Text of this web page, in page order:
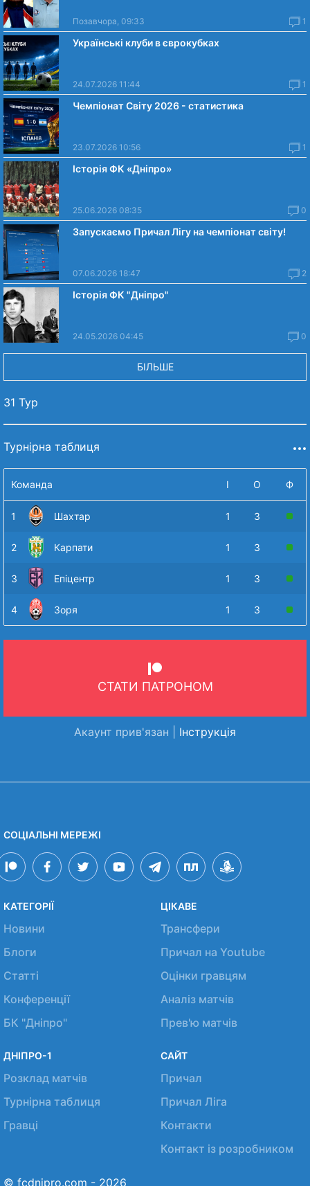
Позавчора, 09:33 1
Українські клуби в єврокубках
24.07.2026 11:44 1
Чемпіонат Світу 2026 - статистика
23.07.2026 10:56 1
Історія ФК «Дніпро»
25.06.2026 08:35 0
Запускаємо Причал Лігу на чемпіонат світу!
07.06.2026 18:47 2
Історія ФК "Дніпро"
24.05.2026 04:45 0
БІЛЬШЕ
31 Тур
Турнірна таблиця
Команда І О Ф
1 Шахтар 1 3
2 Карпати 1 3
3 Епіцентр 1 3
4 Зоря 1 3
СТАТИ ПАТРОНОМ
Акаунт прив'язан | Інструкція
СОЦІАЛЬНІ МЕРЕЖІ
КАТЕГОРІЇ
Новини
Блоги
Статті
Конференції
БК "Дніпро"
ЦІКАВЕ
Трансфери
Причал на Youtube
Оцінки гравцям
Аналіз матчів
Прев'ю матчів
ДНІПРО-1
Розклад матчів
Турнірна таблиця
Гравці
САЙТ
Причал
Причал Ліга
Контакти
Контакт із розробником
© fcdnipro.com - 2026